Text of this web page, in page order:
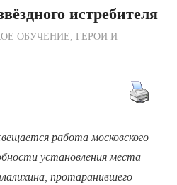
истребителя
по Редакции
ОБУЧЕНИЕ,ГЕРОИ И
работа московского
установления места
протаранившего